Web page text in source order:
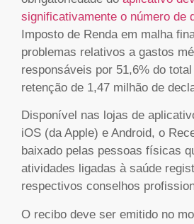
significativamente o número de
Imposto de Renda em malha
problemas relativos a gastos
responsáveis por 51,6% do
retenção de 1,47 milhão de
Disponível nas lojas de
iOS (da Apple) e Android, o
baixado pelas pessoas físicas
atividades ligadas à saúde
respectivos conselhos
O recibo deve ser emitido no